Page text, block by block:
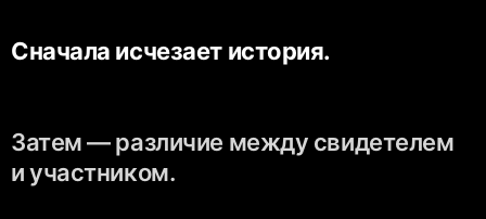
Сначала исчезает история.
Затем — различие между свидетелем
и участником.